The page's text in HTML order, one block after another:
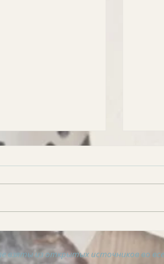
взяты из открытых источников во